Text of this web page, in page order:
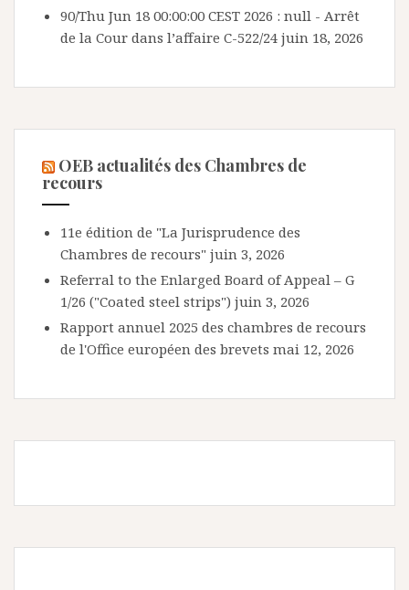
90/Thu Jun 18 00:00:00 CEST 2026 : null - Arrêt
de la Cour dans l’affaire C-522/24 juin 18, 2026
OEB actualités des Chambres de
recours
11e édition de "La Jurisprudence des
Chambres de recours" juin 3, 2026
Referral to the Enlarged Board of Appeal – G
1/26 ("Coated steel strips") juin 3, 2026
Rapport annuel 2025 des chambres de recours
de l'Office européen des brevets mai 12, 2026